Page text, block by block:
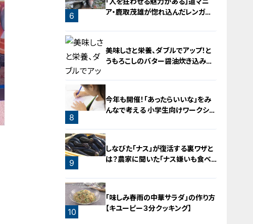
5
6
ア・鹿取茂雄が惚れ込んだレンガの
7
美味しさと栄養、ダブルでアップ！と
うもろこしのバター醤油炊き込みご
8
今年も開催！「あったらいいな」をみ
んなで考える 小学生向けワークショ
9
しなびた「ナス」が復活する裏ワザと
は？農家に聞いた「ナス嫌いも食べ
10
「味しみ春雨の中華サラダ」の作り方
【キユーピー３分クッキング】